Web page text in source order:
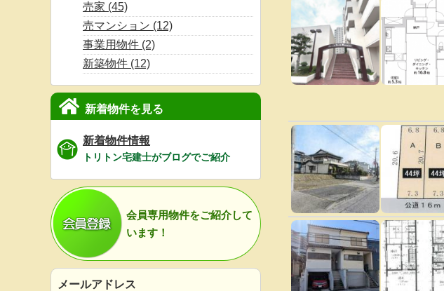
売家 (45)
売マンション (12)
事業用物件 (2)
新築物件 (12)
新着物件を見る
新着物件情報
トリトン宅建士がブログでご紹介
会員専用物件をご紹介して
います！
メールアドレス